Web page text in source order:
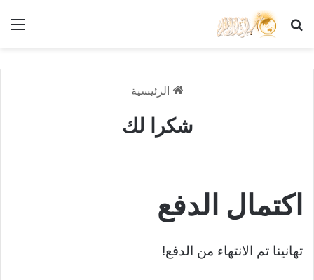
بحث عن
الرئيسية
شكرا لك
اكتمال الدفع
تهانينا تم الانتهاء من الدفع!